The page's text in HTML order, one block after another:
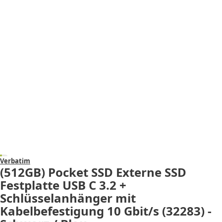
Verbatim
(512GB) Pocket SSD Externe SSD
Festplatte USB C 3.2 +
Schlüsselanhänger mit
Kabelbefestigung 10 Gbit/s (32283) -